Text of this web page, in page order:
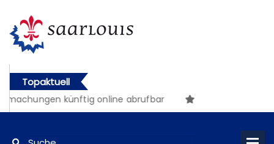
Topaktuell
künftig online abrufbar